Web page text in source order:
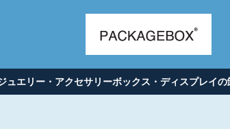
ュエリー・アクセサリーボックス・ディスプレイ